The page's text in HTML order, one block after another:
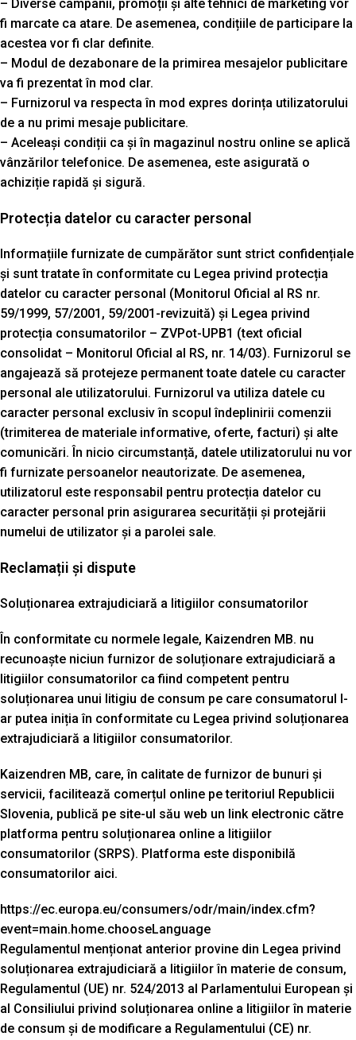
– Diverse campanii, promoții și alte tehnici de marketing vor
fi marcate ca atare. De asemenea, condițiile de participare la
acestea vor fi clar definite.
– Modul de dezabonare de la primirea mesajelor publicitare
va fi prezentat în mod clar.
– Furnizorul va respecta în mod expres dorința utilizatorului
de a nu primi mesaje publicitare.
– Aceleași condiții ca și în magazinul nostru online se aplică
vânzărilor telefonice. De asemenea, este asigurată o
achiziție rapidă și sigură.
Protecția datelor cu caracter personal
Informațiile furnizate de cumpărător sunt strict confidențiale
și sunt tratate în conformitate cu Legea privind protecția
datelor cu caracter personal (Monitorul Oficial al RS nr.
59/1999, 57/2001, 59/2001-revizuită) și Legea privind
protecția consumatorilor – ZVPot-UPB1 (text oficial
consolidat – Monitorul Oficial al RS, nr. 14/03). Furnizorul se
angajează să protejeze permanent toate datele cu caracter
personal ale utilizatorului. Furnizorul va utiliza datele cu
caracter personal exclusiv în scopul îndeplinirii comenzii
(trimiterea de materiale informative, oferte, facturi) și alte
comunicări. În nicio circumstanță, datele utilizatorului nu vor
fi furnizate persoanelor neautorizate. De asemenea,
utilizatorul este responsabil pentru protecția datelor cu
caracter personal prin asigurarea securității și protejării
numelui de utilizator și a parolei sale.
Reclamații și dispute
Soluționarea extrajudiciară a litigiilor consumatorilor
În conformitate cu normele legale, Kaizendren MB. nu
recunoaște niciun furnizor de soluționare extrajudiciară a
litigiilor consumatorilor ca fiind competent pentru
soluționarea unui litigiu de consum pe care consumatorul l-
ar putea iniția în conformitate cu Legea privind soluționarea
extrajudiciară a litigiilor consumatorilor.
Kaizendren MB, care, în calitate de furnizor de bunuri și
servicii, facilitează comerțul online pe teritoriul Republicii
Slovenia, publică pe site-ul său web un link electronic către
platforma pentru soluționarea online a litigiilor
consumatorilor (SRPS). Platforma este disponibilă
consumatorilor aici.
https://ec.europa.eu/consumers/odr/main/index.cfm?
event=main.home.chooseLanguage
Regulamentul menționat anterior provine din Legea privind
soluționarea extrajudiciară a litigiilor în materie de consum,
Regulamentul (UE) nr. 524/2013 al Parlamentului European și
al Consiliului privind soluționarea online a litigiilor în materie
de consum și de modificare a Regulamentului (CE) nr.